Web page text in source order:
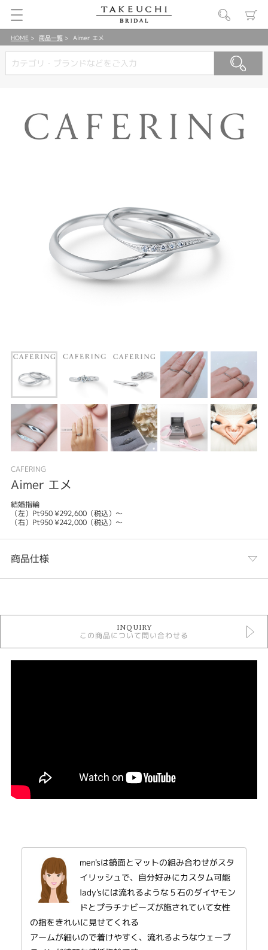
HOME 商品一覧 Aimer エメ
CAFERING
Aimer エメ
結婚指輪
（左）Pt950 ¥292,600（税込）～
（右）Pt950 ¥242,000（税込）～
商品仕様
結婚指輪
カフェリング 結婚指輪
人気ブランド結婚指輪
テイスト
Aimer エメ / ひとつの愛
ひとつの愛（ダイヤモンド）をふたりで包み込む意味を持ち、美しいウェー
INQUIRY
この商品について問い合わせる
men'sは鏡面とマットの組み合わせがスタ
イリッシュで、自分好みにカスタム可能
lady'sには流れるような５石のダイヤモン
ドとプラチナビーズが施されていて女性
の指をきれいに見せてくれる
アームが細いので着けやすく、流れるようなウェーブ